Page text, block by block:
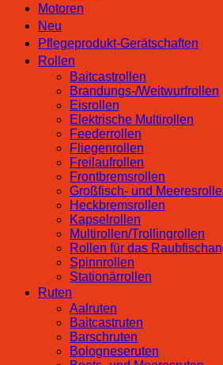
Motoren
Neu
Pflegeprodukt-Gerätschaften
Rollen
Baitcastrollen
Brandungs-/Weitwurfrollen
Eisrollen
Elektrische Multirollen
Feederrollen
Fliegenrollen
Freilaufrollen
Frontbremsrollen
Großfisch- und
Heckbremsrollen
Kapselrollen
Multirollen/Trollingrollen
Rollen für das
Spinnrollen
Stationärrollen
Ruten
Aalruten
Baitcastruten
Barschruten
Bologneseruten